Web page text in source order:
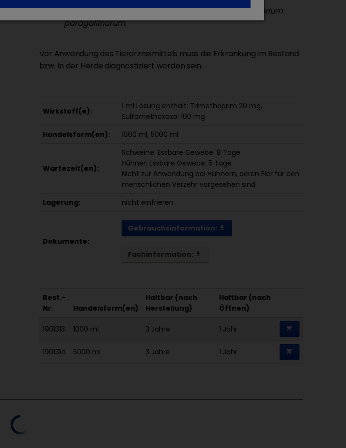
Sulfamethoxazolempfindliche Stämme vonAvibacterium
paragallinarum.
Vor Anwendung des Tierarzneimittels muss die Erkrankung im Bestand
bzw. In der Herde diagnostiziert worden sein.
Wirkstoff(e):
1 ml Lösung enthält: Trimethoprim 20 mg,
Sulfamethoxazol 100 mg
Handelsform(en):
1000 ml, 5000 ml
Wartezeit(en):
Schweine: Essbare Gewebe: 8 Tage
Hühner: Essbare Gewebe: 5 Tage
Nicht zur Anwendung bei Hühnern, deren Eier für den
menschlichen Verzehr vorgesehen sind.
Lagerung:
nicht einfrieren
Dokumente:
Gebrauchsinformation: get_app
Fachinformation: get_app
Best.-
Nr.
Handelsform(en)
Haltbar (nach
Herstellung)
Haltbar (nach
Öffnen)
1901313 1000 ml 3 Jahre 1 Jahr shopping_cart
1901314 5000 ml 3 Jahre 1 Jahr shopping_cart